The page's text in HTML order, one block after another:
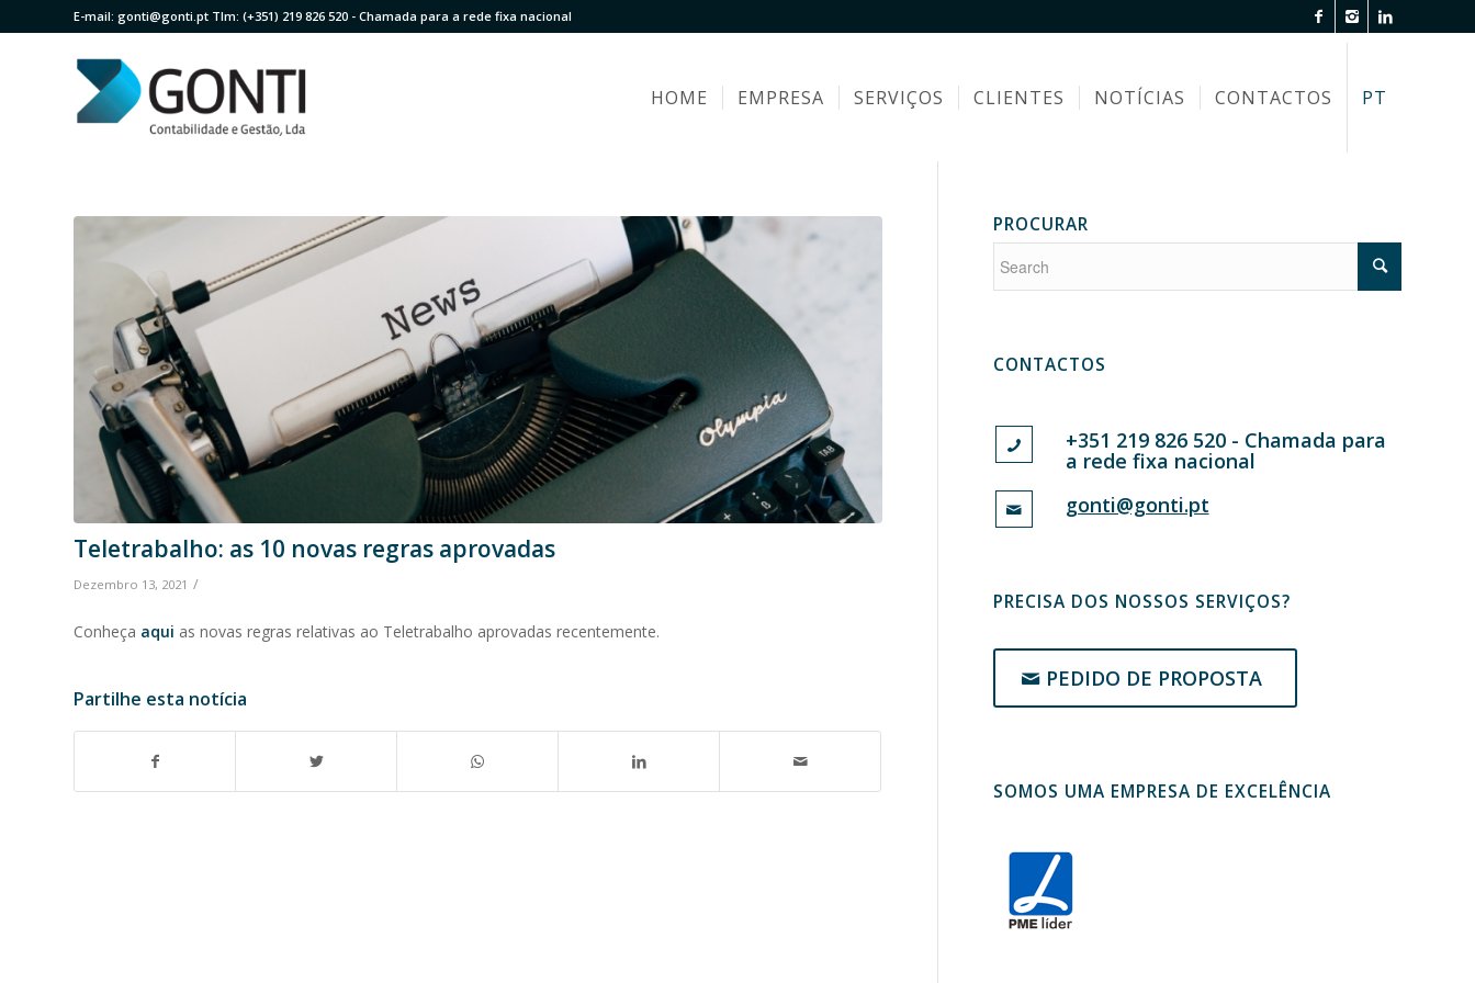
E-mail: gonti@gonti.pt Tlm: (+351) 219 826 520 - Chamada para a rede fixa nacional
HOME EMPRESA SERVIÇOS CLIENTES NOTÍCIAS CONTACTOS PT
Teletrabalho: as 10 novas regras aprovadas
Dezembro 13, 2021 /
Conheça aqui as novas regras relativas ao Teletrabalho aprovadas recentemente.
Partilhe esta notícia
PROCURAR
CONTACTOS
+351 219 826 520 - Chamada para
a rede fixa nacional
gonti@gonti.pt
PRECISA DOS NOSSOS SERVIÇOS?
PEDIDO DE PROPOSTA
SOMOS UMA EMPRESA DE EXCELÊNCIA